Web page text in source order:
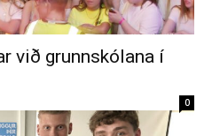
við grunnskólana í
0